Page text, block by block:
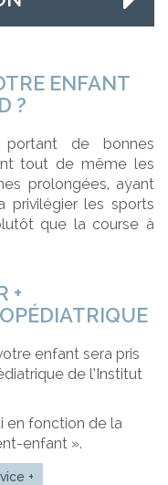
ENFANT
?
de bonnes
tout de même les
prolongées, ayant
privilégier les sports
que la course à
+
enfant sera pris
de l’Institut
en fonction de la
enfant ».
+